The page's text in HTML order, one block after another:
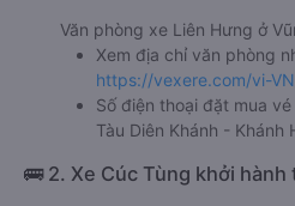
Văn phòng xe Liên Hưng ở
Xem địa chỉ văn phòng
https://vexere.com/vi-
Số điện thoại đặt mua
Tàu Diên Khánh - Khánh
🚌 2. Xe Cúc Tùng khởi hành